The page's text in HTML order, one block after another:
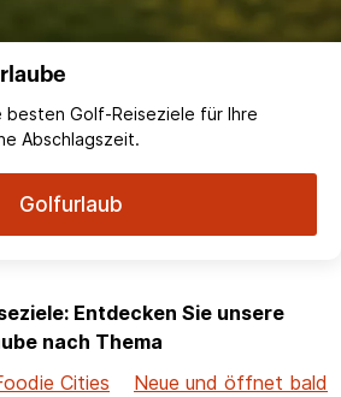
besten Golf-Reiseziele für Ihre
Abschlagszeit.
Golfurlaub
Entdecken Sie unsere
nach Thema
Cities
Neue und öffnet bald